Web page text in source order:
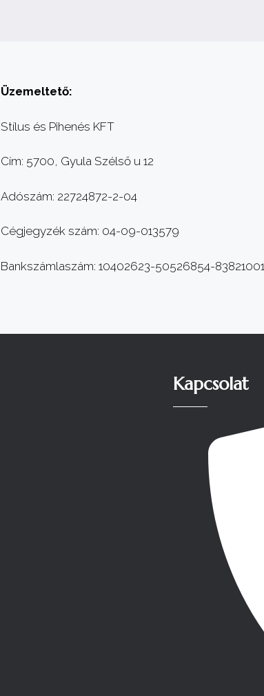
Üzemeltető:
Stílus és Pihenés KFT
Cím: 5700, Gyula Szélső u 12
Adószám: 22724872-2-04
Cégjegyzék szám: 04-09-013579
Bankszámlaszám: 10402623-50526854-83821001
Kapcsolat